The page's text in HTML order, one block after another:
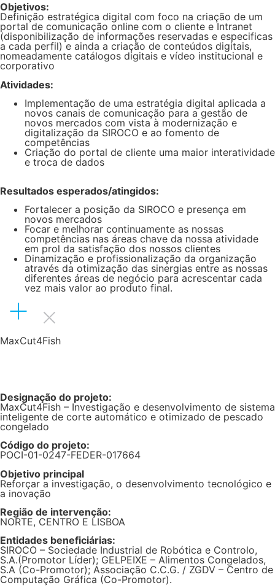
Objetivos:
Definição estratégica digital com foco na criação de um
portal de comunicação online com o cliente e Intranet
(disponibilização de informações reservadas e especificas
a cada perfil) e ainda a criação de conteúdos digitais,
nomeadamente catálogos digitais e vídeo institucional e
corporativo
Atividades:
Implementação de uma estratégia digital aplicada a
novos canais de comunicação para a gestão de
novos mercados com vista à modernização e
digitalização da SIROCO e ao fomento de
competências
Criação do portal de cliente uma maior interatividade
e troca de dados
Resultados esperados/atingidos:
Fortalecer a posição da SIROCO e presença em
novos mercados
Focar e melhorar continuamente as nossas
competências nas áreas chave da nossa atividade
em prol da satisfação dos nossos clientes
Dinamização e profissionalização da organização
através da otimização das sinergias entre as nossas
diferentes áreas de negócio para acrescentar cada
vez mais valor ao produto final.
MaxCut4Fish
Designação do projeto:
MaxCut4Fish – Investigação e desenvolvimento de sistema
inteligente de corte automático e otimizado de pescado
congelado
Código do projeto:
POCI-01-0247-FEDER-017664
Objetivo principal
Reforçar a investigação, o desenvolvimento tecnológico e
a inovação
Região de intervenção:
NORTE, CENTRO E LISBOA
Entidades beneficiárias:
SIROCO – Sociedade Industrial de Robótica e Controlo,
S.A.(Promotor Líder); GELPEIXE – Alimentos Congelados,
S.A (Co-Promotor); Associação C.C.G. / ZGDV – Centro de
Computação Gráfica (Co-Promotor).